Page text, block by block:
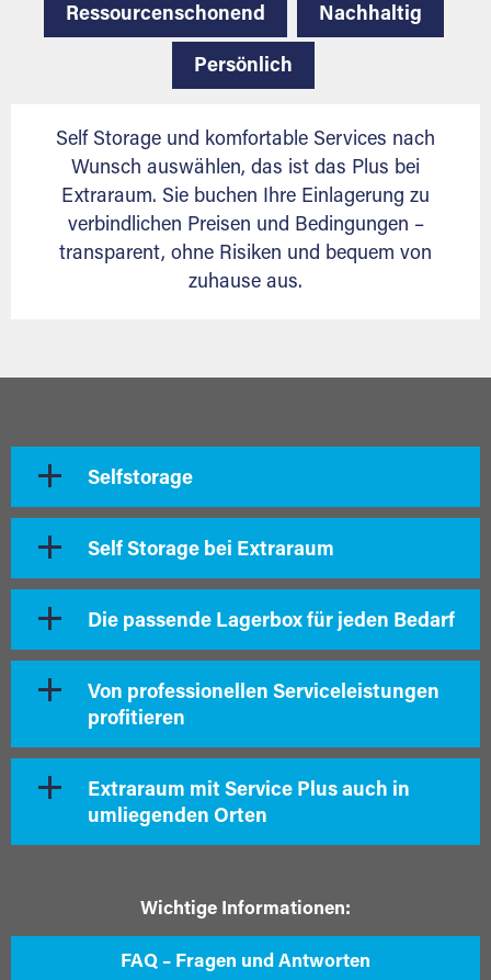
Ressourcenschonend Nachhaltig
Persönlich
Self Storage und komfortable Services nach
Wunsch auswählen, das ist das Plus bei
Extraraum. Sie buchen Ihre Einlagerung zu
verbindlichen Preisen und Bedingungen –
transparent, ohne Risiken und bequem von
zuhause aus.
Selfstorage
Self Storage bei Extraraum
Die passende Lagerbox für jeden Bedarf
Von professionellen Serviceleistungen
profitieren
Extraraum mit Service Plus auch in
umliegenden Orten
Wichtige Informationen:
FAQ – Fragen und Antworten